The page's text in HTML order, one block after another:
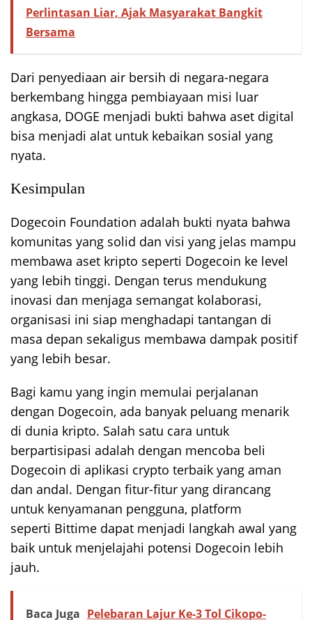
Perlintasan Liar, Ajak Masyarakat Bangkit
Bersama
Dari penyediaan air bersih di negara-negara
berkembang hingga pembiayaan misi luar
angkasa, DOGE menjadi bukti bahwa aset digital
bisa menjadi alat untuk kebaikan sosial yang
nyata.
Kesimpulan
Dogecoin Foundation adalah bukti nyata bahwa
komunitas yang solid dan visi yang jelas mampu
membawa aset kripto seperti Dogecoin ke level
yang lebih tinggi. Dengan terus mendukung
inovasi dan menjaga semangat kolaborasi,
organisasi ini siap menghadapi tantangan di
masa depan sekaligus membawa dampak positif
yang lebih besar.
Bagi kamu yang ingin memulai perjalanan
dengan Dogecoin, ada banyak peluang menarik
di dunia kripto. Salah satu cara untuk
berpartisipasi adalah dengan mencoba beli
Dogecoin di aplikasi crypto terbaik yang aman
dan andal. Dengan fitur-fitur yang dirancang
untuk kenyamanan pengguna, platform
seperti Bittime dapat menjadi langkah awal yang
baik untuk menjelajahi potensi Dogecoin lebih
jauh.
Baca Juga Pelebaran Lajur Ke-3 Tol Cikopo-